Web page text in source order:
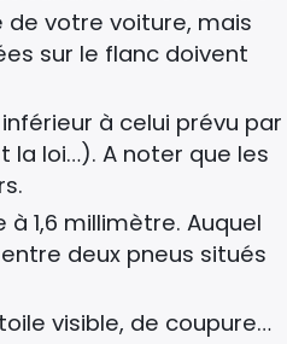
de votre voiture, mais
sur le flanc doivent
à celui prévu par
la loi…). A noter que les
1,6 millimètre. Auquel
deux pneus situés
visible, de coupure…